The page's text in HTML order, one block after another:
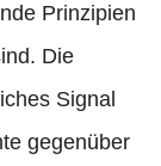
Prinzipien
Die
Signal
gegenüber